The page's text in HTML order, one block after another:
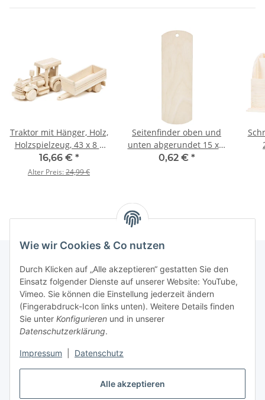
Alle akzeptieren
Wie wir Cookies & Co nutzen
Durch Klicken auf „Alle akzeptieren“ gestatten Sie den
Einsatz folgender Dienste auf unserer Website: YouTube,
Vimeo. Sie können die Einstellung jederzeit ändern
(Fingerabdruck-Icon links unten). Weitere Details finden
Sie unter Konfigurieren und in unserer
Datenschutzerklärung.
Impressum Datenschutz
Traktor mit Hänger, Holz,
Holzspielzeug, 43 x 8 x
12 cm
16,66 € *
Alter Preis:24,99 €
Seitenfinder oben und
unten abgerundet 15 x 5
cm
0,62 € *
Informationen
Gesetzliche Informationen